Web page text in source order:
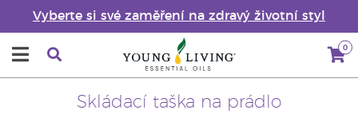
Vyberte si své zaměření na zdravý životní styl
0
Skládací taška na prádlo